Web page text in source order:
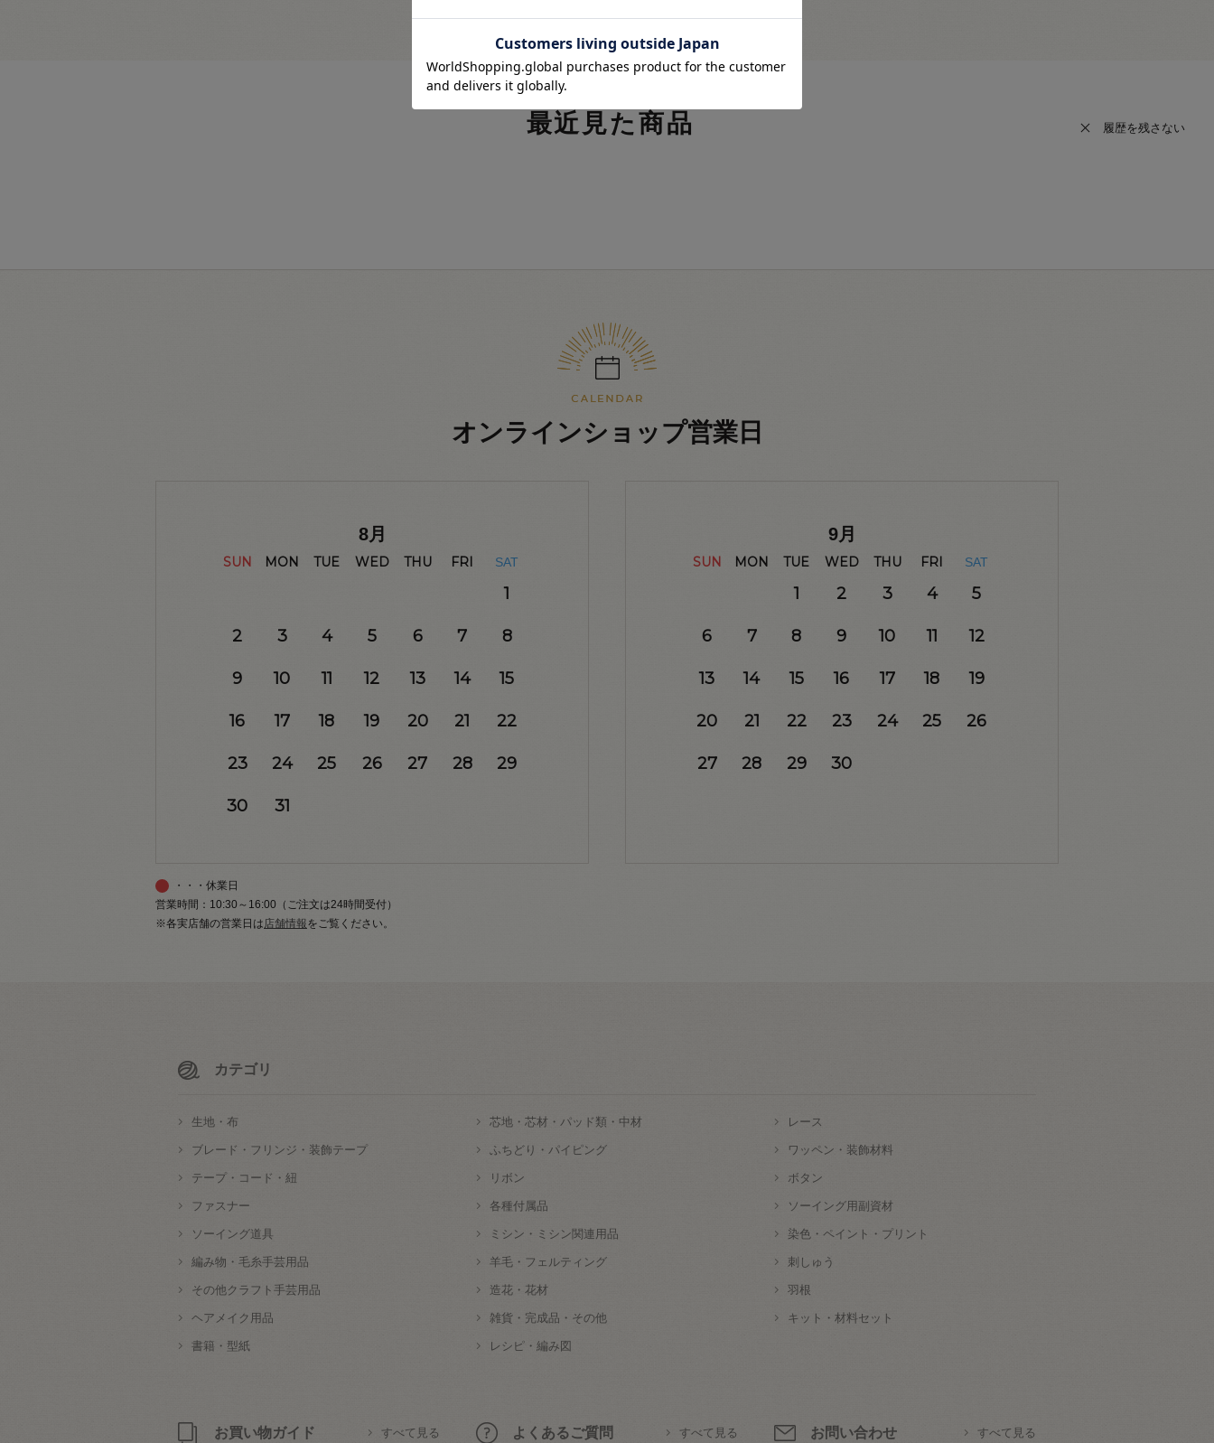
最近見た商品 履歴を残さない
オンラインショップ営業日
8月
SUN MON TUE WED THU FRI SAT
1
2 3 4 5 6 7 8
9 10 11 12 13 14 15
16 17 18 19 20 21 22
23 24 25 26 27 28 29
30 31
9月
SUN MON TUE WED THU FRI SAT
1 2 3 4 5
6 7 8 9 10 11 12
13 14 15 16 17 18 19
20 21 22 23 24 25 26
27 28 29 30
・・・休業日
営業時間：10:30～16:00（ご注文は24時間受付）
※各実店舗の営業日は店舗情報をご覧ください。
カテゴリ
生地・布 芯地・芯材・パッド類・中材 レース
ブレード・フリンジ・装飾テープ ふちどり・パイピング ワッペン・装飾材料
テープ・コード・紐 リボン ボタン
ファスナー 各種付属品 ソーイング用副資材
ソーイング道具 ミシン・ミシン関連用品 染色・ペイント・プリント
編み物・毛糸手芸用品 羊毛・フェルティング 刺しゅう
その他クラフト手芸用品 造花・花材 羽根
ヘアメイク用品 雑貨・完成品・その他 キット・材料セット
書籍・型紙 レシピ・編み図
お買い物ガイド すべて見る よくあるご質問 すべて見る お問い合わせ すべて見る